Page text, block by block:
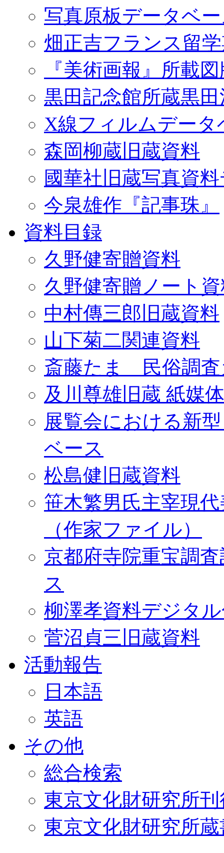
写真原板データベ
畑正吉フランス留
『美術画報』所載
黒田記念館所蔵黒
X線フィルムデータ
森岡柳蔵旧蔵資料
國華社旧蔵写真資
今泉雄作『記事珠』
資料目録
久野健寄贈資料
久野健寄贈ノート
中村傳三郎旧蔵資料
山下菊二関連資料
斎藤たま 民俗調査
及川尊雄旧蔵 紙媒
展覧会における新
ベース
松島健旧蔵資料
笹木繁男氏主宰現
（作家ファイル）
京都府寺院重宝調
ス
柳澤孝資料デジタ
菅沼貞三旧蔵資料
活動報告
日本語
英語
その他
総合検索
東京文化財研究所
東京文化財研究所